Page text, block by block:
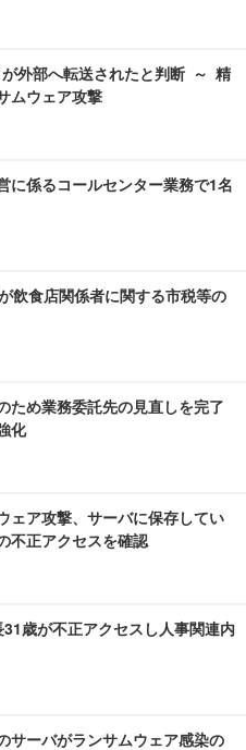
外部へ転送されたと判断 ～ 精
ムウェア攻撃
に係るコールセンター業務で1名
飲食店関係者に関する市税等の
ため業務委託先の見直しを完了
化
ェア攻撃、サーバに保存してい
不正アクセスを確認
歳が不正アクセスし人事関連内
サーバがランサムウェア感染の